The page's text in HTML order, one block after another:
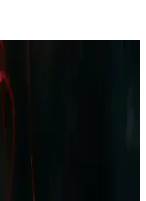
Lacivert Ekose
Seçeneği
takımı, yumuşak
stil sunar, uzun ömürlü
ve Şık